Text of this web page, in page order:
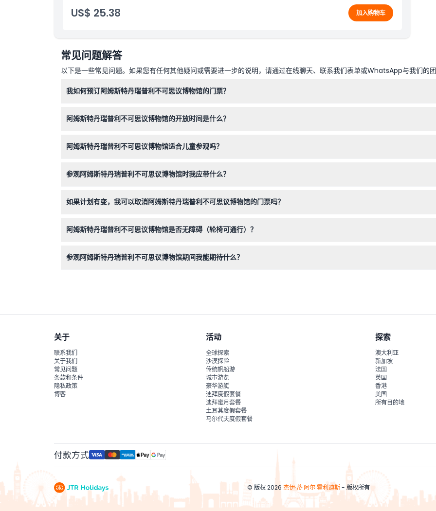
US$ 25.38 加入购物车
常见问题解答
以下是一些常见问题。如果您有任何其他疑问或需要进一步的说明，请通过在线聊天、联系我们表单或WhatsApp与我们的团
我如何预订阿姆斯特丹瑞普利不可思议博物馆的门票？
阿姆斯特丹瑞普利不可思议博物馆的开放时间是什么？
阿姆斯特丹瑞普利不可思议博物馆适合儿童参观吗？
参观阿姆斯特丹瑞普利不可思议博物馆时我应带什么？
如果计划有变，我可以取消阿姆斯特丹瑞普利不可思议博物馆的门票吗？
阿姆斯特丹瑞普利不可思议博物馆是否无障碍（轮椅可通行）？
参观阿姆斯特丹瑞普利不可思议博物馆期间我能期待什么？
关于
联系我们
关于我们
常见问题
条款和条件
隐私政策
博客
活动
全球探索
沙漠探险
传统帆船游
城市游览
豪华游艇
迪拜度假套餐
迪拜蜜月套餐
土耳其度假套餐
马尔代夫度假套餐
探索
澳大利亚
新加坡
法国
英国
香港
美国
所有目的地
付款方式
© 版权 2026 杰伊·蒂·阿尔·霍利迪斯- 版权所有